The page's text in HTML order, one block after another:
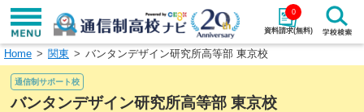
資料請求(無料)
0
学校名で探す
検索
Home 関東 バンタンデザイン研究所高等部 東京校
通信制サポート校
バンタンデザイン研究所高等部 東京校